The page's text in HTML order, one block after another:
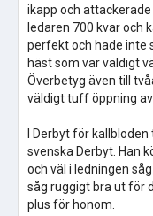
ikapp och
ledaren 700 kvar och
perfekt och hade inte
häst som var väldigt
Överbetyg även till
väldigt tuff öppning av
I Derbyt för kallbloden
svenska Derbyt. Han
och väl i ledningen
såg ruggigt bra ut för
plus för honom.